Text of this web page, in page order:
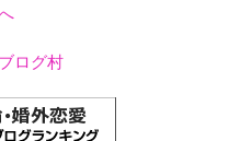
ログ村